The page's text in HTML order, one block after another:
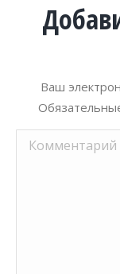
Ваш
Комментарий